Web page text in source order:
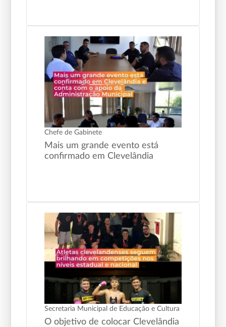
Chefe de Gabinete
Mais um grande evento está
confirmado em Clevelândia
Secretaria Municipal de Educação e Cultura
O objetivo de colocar Clevelândia